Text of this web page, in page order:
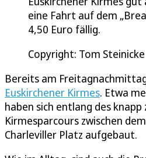
eine Fahrt auf dem
4,50 Euro fällig.
Copyright: Tom Steinicke
Bereits am
Euskirchener Kirmes. Etwa
haben sich entlang des
Kirmesparcours zwischen
Charleviller Platz aufgebaut.